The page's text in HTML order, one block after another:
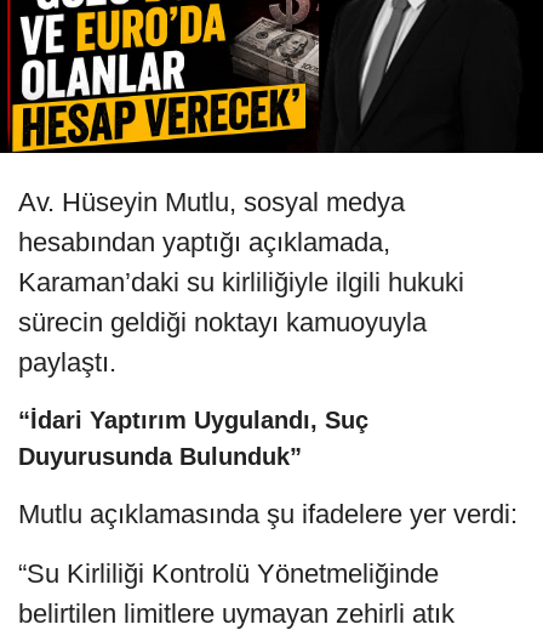
Av. Hüseyin Mutlu, sosyal medya
hesabından yaptığı açıklamada,
Karaman’daki su kirliliğiyle ilgili hukuki
sürecin geldiği noktayı kamuoyuyla
paylaştı.
“İdari Yaptırım Uygulandı, Suç
Duyurusunda Bulunduk”
Mutlu açıklamasında şu ifadelere yer verdi:
“Su Kirliliği Kontrolü Yönetmeliğinde
belirtilen limitlere uymayan zehirli atık